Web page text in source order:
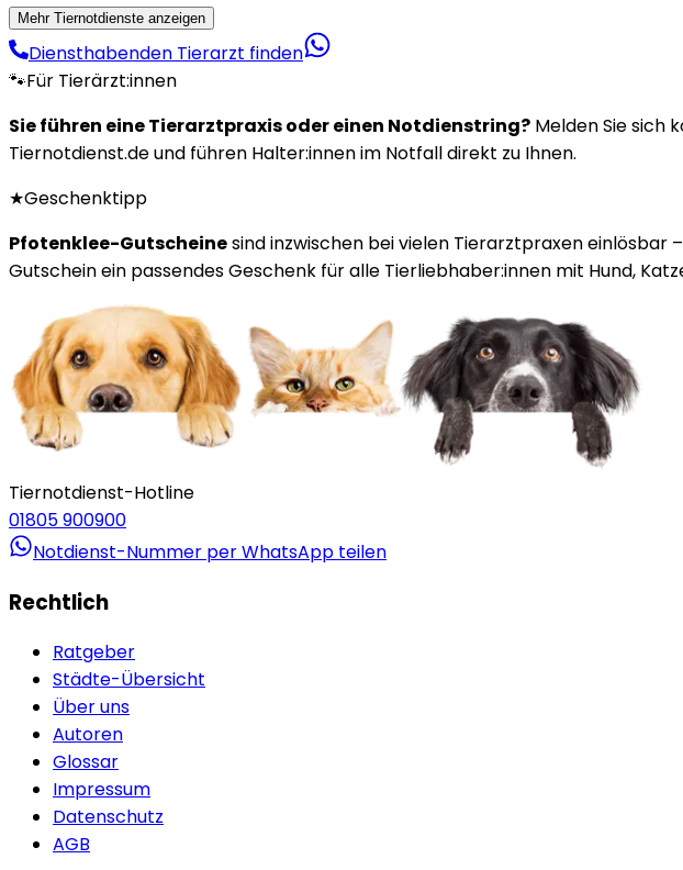
Mehr Tiernotdienste anzeigen
Diensthabenden Tierarzt finden
🐾Für Tierärzt:innen
Sie führen eine Tierarztpraxis oder einen Notdienstring? Melden Sie sich
Tiernotdienst.de und führen Halter:innen im Notfall direkt zu Ihnen.
★Geschenktipp
Pfotenklee-Gutscheinesind inzwischen bei vielen Tierarztpraxen einlösbar
Gutschein ein passendes Geschenk für alle Tierliebhaber:innen mit Hund,
Tiernotdienst-Hotline
01805 900900
Notdienst-Nummer per WhatsApp teilen
Rechtlich
Ratgeber
Städte-Übersicht
Über uns
Autoren
Glossar
Impressum
Datenschutz
AGB